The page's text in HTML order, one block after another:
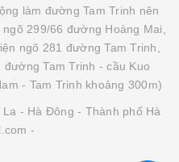
làm đường Tam Trinh nên
299/66 đường Hoàng Mai,
ngõ 281 đường Tam Trinh,
Tam Trinh - cầu Kuo
- Tam Trinh khoảng 300m)
- Hà Đông - Thành phố Hà
-